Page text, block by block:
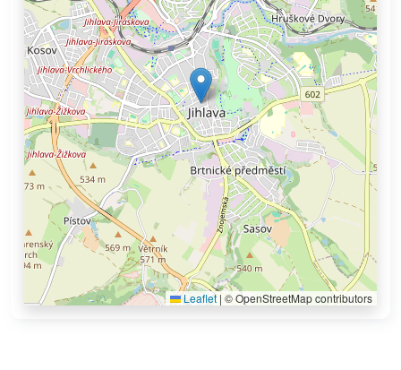
Leaflet |© OpenStreetMap contributors